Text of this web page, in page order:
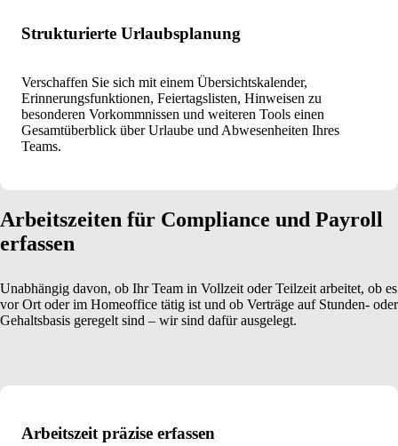
Strukturierte Urlaubsplanung
Verschaffen Sie sich mit einem Übersichtskalender,
Erinnerungsfunktionen, Feiertagslisten, Hinweisen zu
besonderen Vorkommnissen und weiteren Tools einen
Gesamtüberblick über Urlaube und Abwesenheiten Ihres
Teams.
Arbeitszeiten für Compliance und Payroll
erfassen
Unabhängig davon, ob Ihr Team in Vollzeit oder Teilzeit arbeitet, ob es
vor Ort oder im Homeoffice tätig ist und ob Verträge auf Stunden- oder
Gehaltsbasis geregelt sind – wir sind dafür ausgelegt.
Arbeitszeit präzise erfassen